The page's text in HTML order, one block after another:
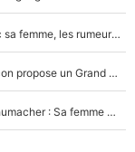
F1 : Charles Leclerc surpris par les paparazzis avec sa femme, les rumeurs étaient vraies !
Comme pour le final du Tour de France, Esteban Ocon propose un Grand Prix de Formule 1 à Paris : «Autour de l’Arc de Triomphe, ce serait génial» !
Nouvelle rumeur autour de la santé de Michael Schumacher : Sa femme Corinna sort du silence